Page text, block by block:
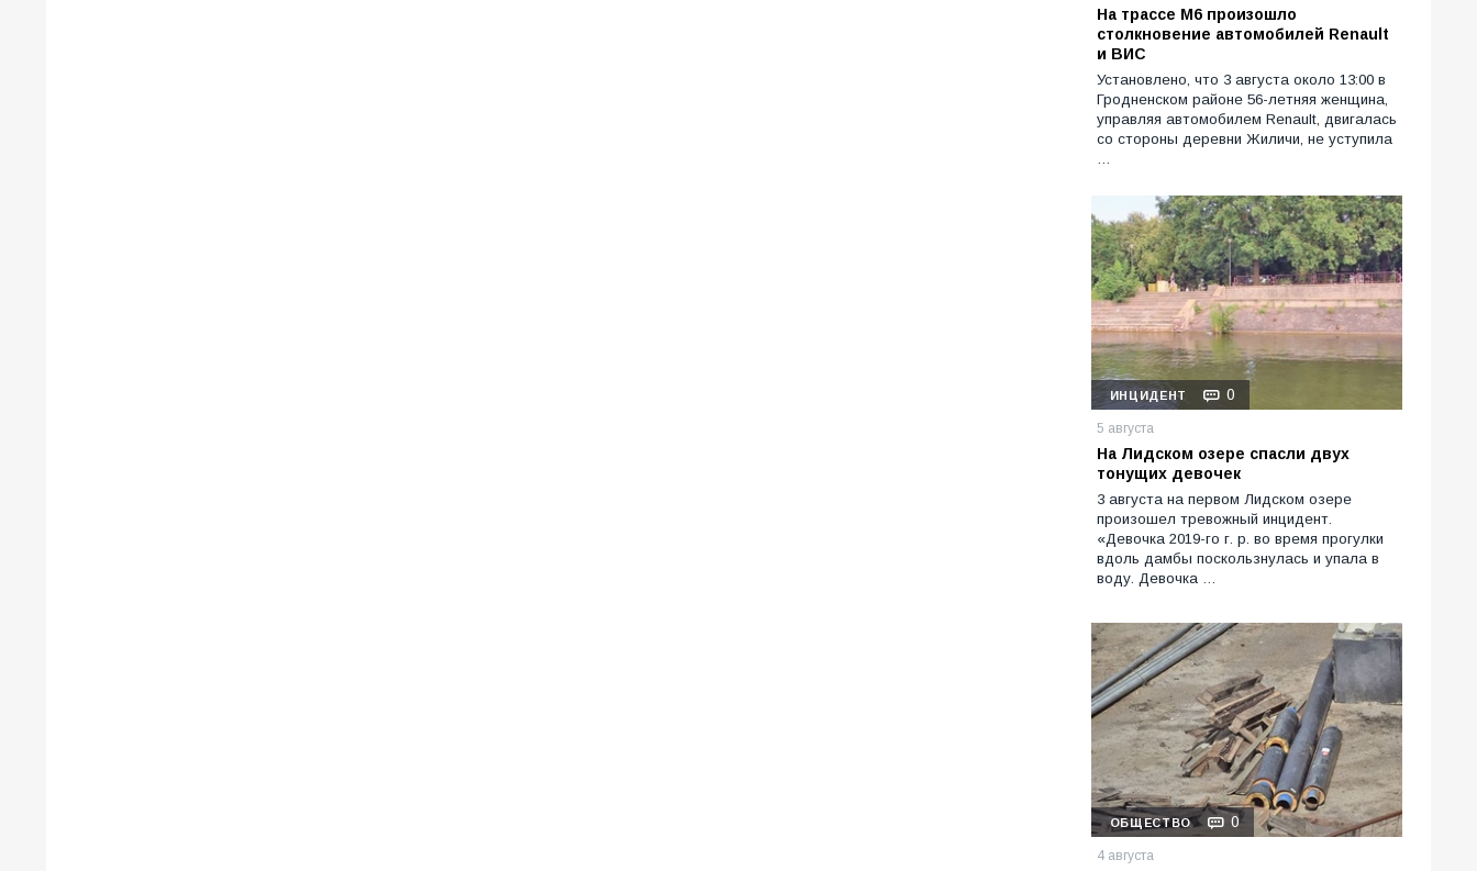
На трассе М6 произошло
столкновение автомобилей Renault
и ВИС
Установлено, что 3 августа около 13:00 в
Гродненском районе 56-летняя женщина,
управляя автомобилем Renault, двигалась
со стороны деревни Жиличи, не уступила
…
ИНЦИДЕНТ 0
5 августа
На Лидском озере спасли двух
тонущих девочек
3 августа на первом Лидском озере
произошел тревожный инцидент.
«Девочка 2019-го г. р. во время прогулки
вдоль дамбы поскользнулась и упала в
воду. Девочка …
ОБЩЕСТВО 0
4 августа